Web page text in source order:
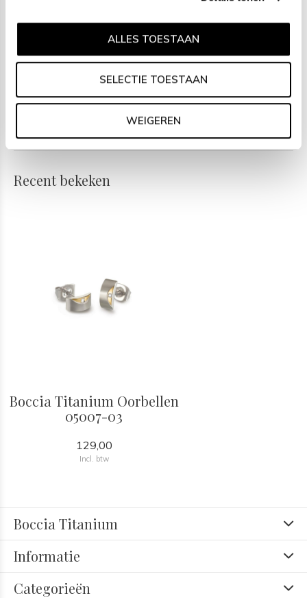
ALLES TOESTAAN
SELECTIE TOESTAAN
WEIGEREN
Social media
Wil jij op de hoogte blijven van nieuwe collecties, toffe
combinaties en de laatste sieraden of horloge trends? Hou
ons dan ook in de gaten op social media. Daarnaast
inspireren wij jou wekelijks met verschillende looks en mix &
match combinaties! Volg ons via:Facebook
Recent bekeken
Boccia Titanium Oorbellen
05007-03
129,00
Incl. btw
Boccia Titanium
Informatie
Categorieën